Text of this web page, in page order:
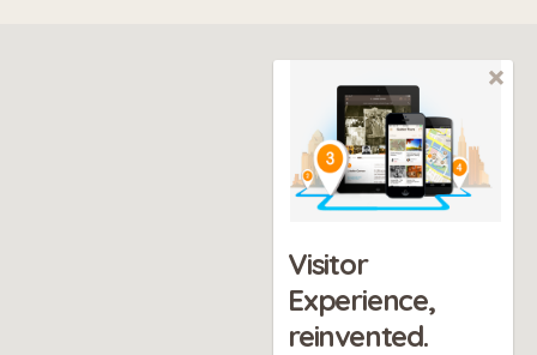
Visitor
Experience,
reinvented.